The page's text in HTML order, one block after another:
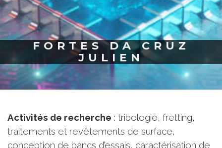
FORTES DA CRUZ
JULIEN
Activités de recherche : tribologie, fretting,
traitements et revêtements de surface,
conception de bancs d’essais, caractérisation de